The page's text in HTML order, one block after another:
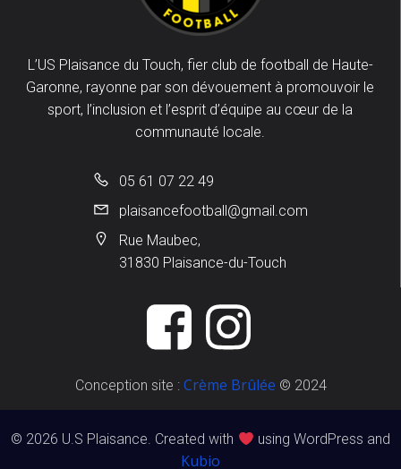
L’US Plaisance du Touch, fier club de football de Haute-
Garonne, rayonne par son dévouement à promouvoir le
sport, l’inclusion et l’esprit d’équipe au cœur de la
communauté locale.
05 61 07 22 49
plaisancefootball@gmail.com
Rue Maubec,
31830 Plaisance-du-Touch
Conception site : Crème Brûlée © 2024
© 2026 U.S Plaisance. Created with using WordPress and
Kubio